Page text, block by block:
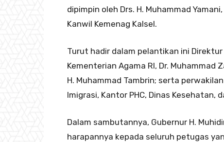
dipimpin oleh Drs. H. Muhammad
Kanwil Kemenag Kalsel.
Turut hadir dalam pelantikan ini Direktur
Kementerian Agama RI, Dr. Muhammad
H. Muhammad Tambrin; serta
Imigrasi, Kantor PHC, Dinas Kesehatan,
Dalam sambutannya, Gubernur H.
harapannya kepada seluruh petugas